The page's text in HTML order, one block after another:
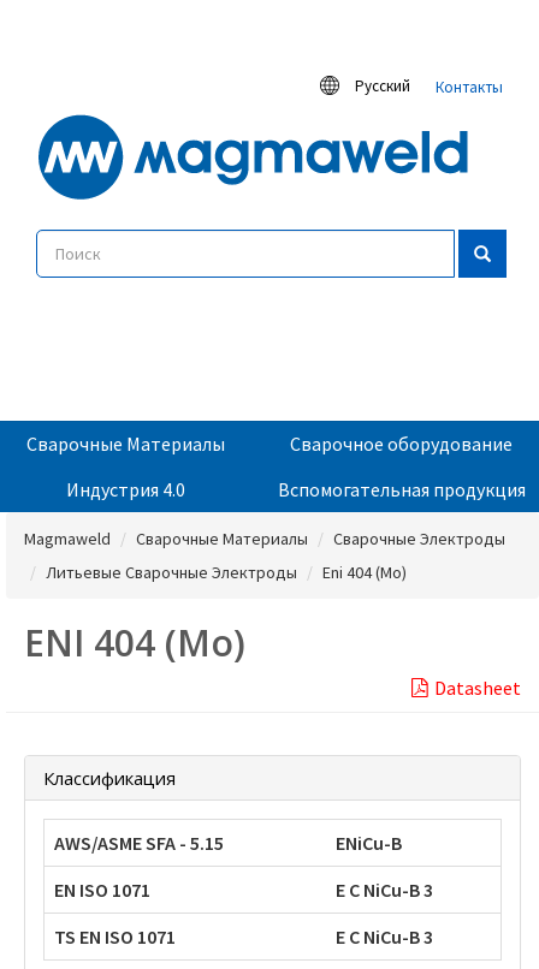
Русский Контакты
Сварочные Материалы
Сварочное оборудование
Индустрия 4.0
Вспомогательная продукция
Magmaweld Сварочные Материалы
Сварочные Электроды
Литьевые Сварочные Электроды
Eni 404 (Mo)
ENI 404 (Mo)
Datasheet
Классификация
AWS/ASME SFA - 5.15
ENiCu-B
EN ISO 1071
E C NiCu-B 3
TS EN ISO 1071
E C NiCu-B 3